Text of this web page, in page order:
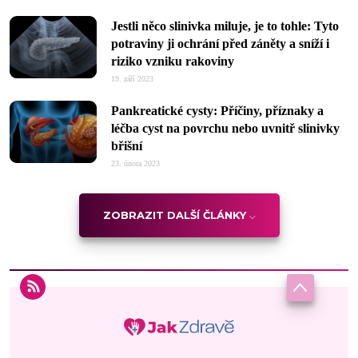
Jestli něco slinivka miluje, je to tohle: Tyto
potraviny ji ochrání před záněty a sníží i
riziko vzniku rakoviny
19. září 2023
Pankreatické cysty: Příčiny, příznaky a
léčba cyst na povrchu nebo uvnitř slinivky
břišní
23. února 2023
ZOBRAZIT DALŠÍ ČLÁNKY